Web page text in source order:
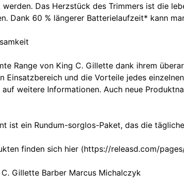
Das Herzstück des Trimmers ist die
Dank 60 % längerer Batterielaufzeit* kann
Range von King C. Gillette dank ihrem
Einsatzbereich und die Vorteile jedes
weitere Informationen. Auch neue
ist ein Rundum-sorglos-Paket, das die
finden sich hier (https://releasd.com/
Gillette Barber Marcus Michalczyk